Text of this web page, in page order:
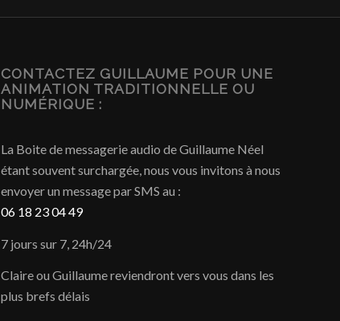
CONTACTEZ GUILLAUME POUR UNE
ANIMATION TRADITIONNELLE OU
NUMÉRIQUE :
La Boite de messagerie audio de Guillaume Néel
étant souvent surchargée, nous vous invitons à nous
envoyer un message par SMS au :
06 18 23 04 49
7 jours sur 7, 24h/24
Claire ou Guillaume reviendront vers vous dans les
plus brefs délais